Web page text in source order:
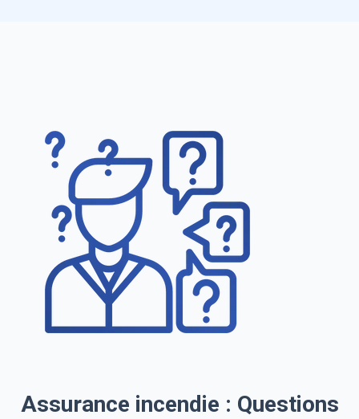
Assurance incendie : Questions